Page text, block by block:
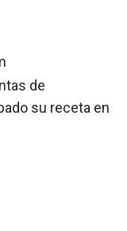
de
su receta en